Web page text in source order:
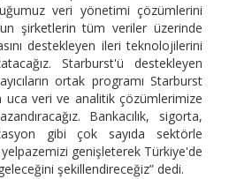
veri yönetimi çözümlerini
şirketlerin tüm veriler üzerinde
destekleyen ileri teknolojilerini
Starburst'ü destekleyen
ortak programı Starburst
veri ve analitik çözümlerimize
Bankacılık, sigorta,
gibi çok sayıda sektörle
genişleterek Türkiye'de
şekillendireceğiz” dedi.